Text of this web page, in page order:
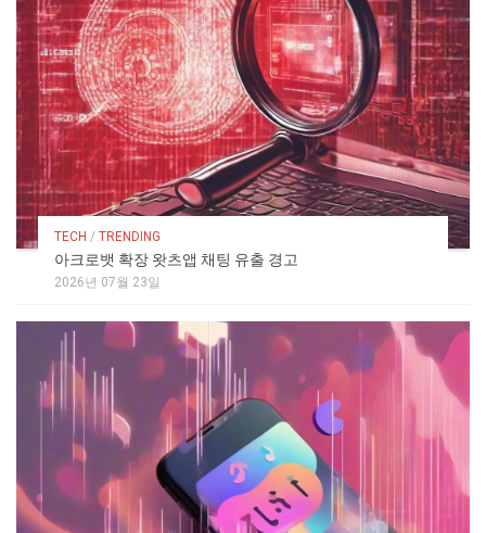
TECH / TRENDING
아크로뱃 확장 왓츠앱 채팅 유출 경고
2026년 07월 23일